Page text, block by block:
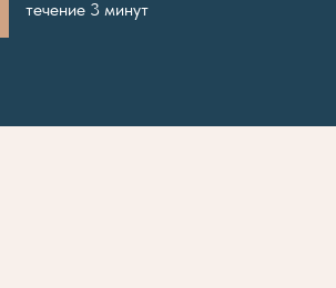
течение 3 минут